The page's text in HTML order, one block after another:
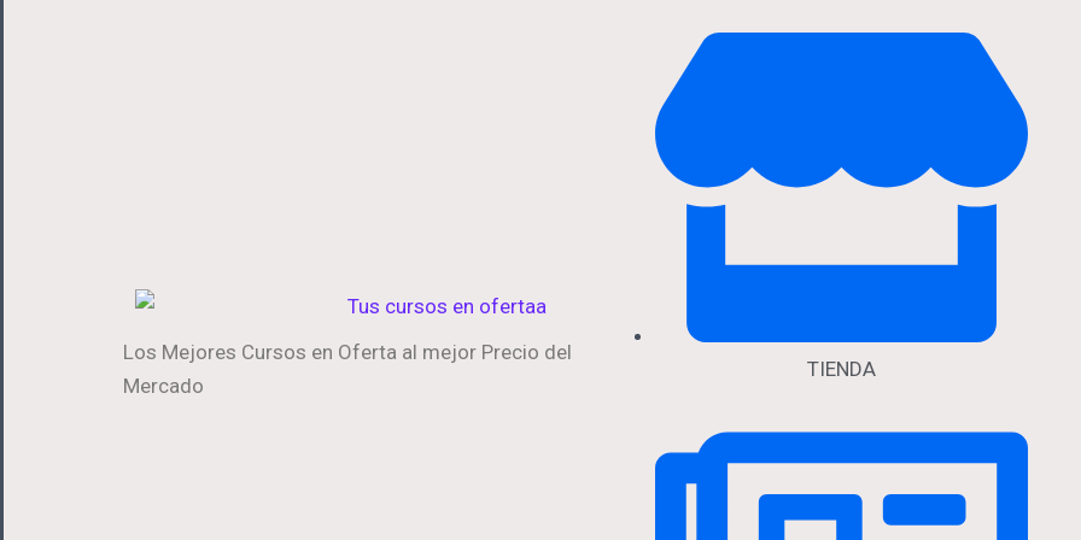
Los Mejores Cursos en Oferta al mejor Precio del
Mercado
TIENDA